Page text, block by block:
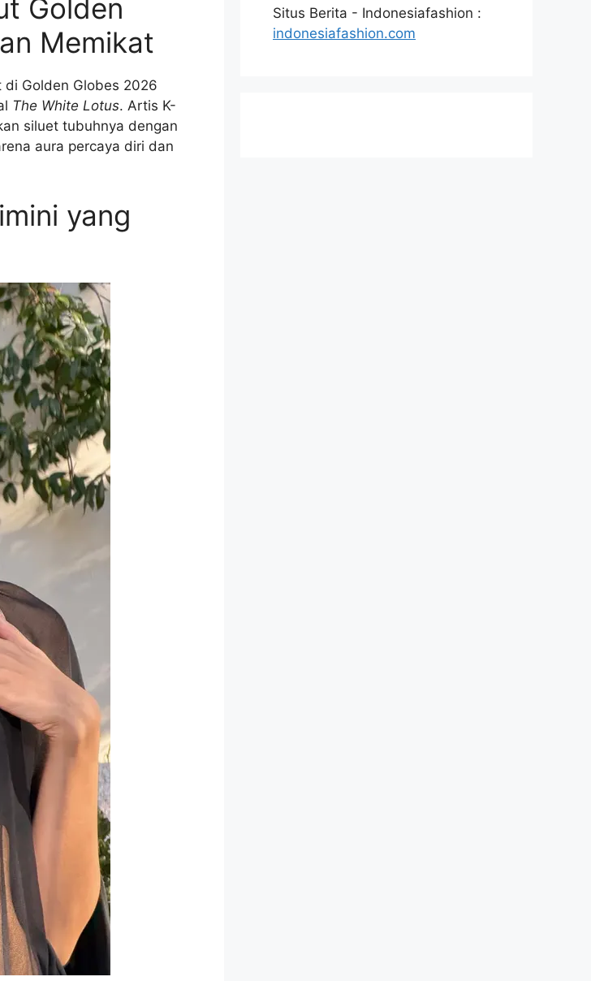
Golden
Memikat
di Golden Globes 2026
The White Lotus. Artis K-
siluet tubuhnya dengan
aura percaya diri dan
yang
Situs Berita - Indonesiafashion :
indonesiafashion.com